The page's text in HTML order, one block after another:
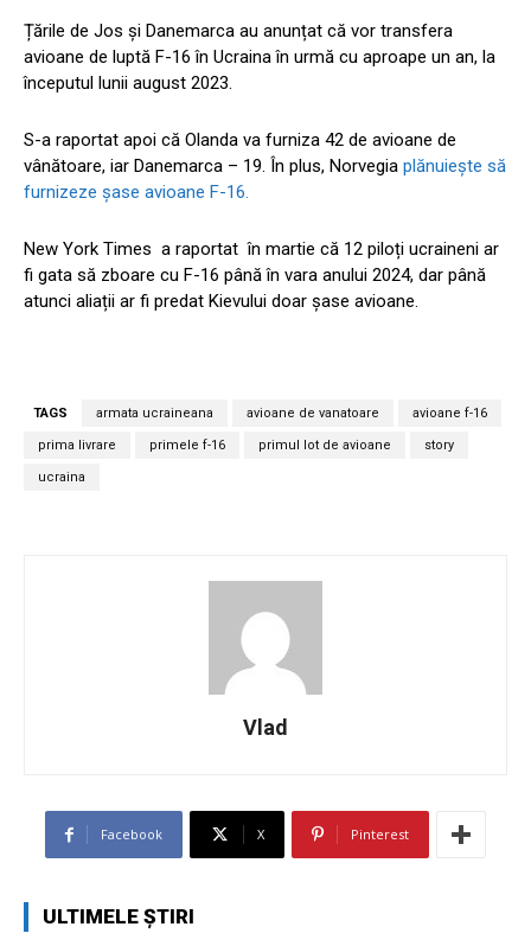
Țările de Jos și Danemarca au anunțat că vor transfera
avioane de luptă F-16 în Ucraina în urmă cu aproape un an, la
începutul lunii august 2023.
S-a raportat apoi că Olanda va furniza 42 de avioane de
vânătoare, iar Danemarca – 19. În plus, Norvegia plănuiește să
furnizeze șase avioane F-16.
New York Times a raportat în martie că 12 piloți ucraineni ar
fi gata să zboare cu F-16 până în vara anului 2024, dar până
atunci aliații ar fi predat Kievului doar șase avioane.
TAGS armata ucraineana avioane de vanatoare avioane f-16
prima livrare primele f-16 primul lot de avioane story
ucraina
Vlad
Facebook X Pinterest
ULTIMELE ȘTIRI